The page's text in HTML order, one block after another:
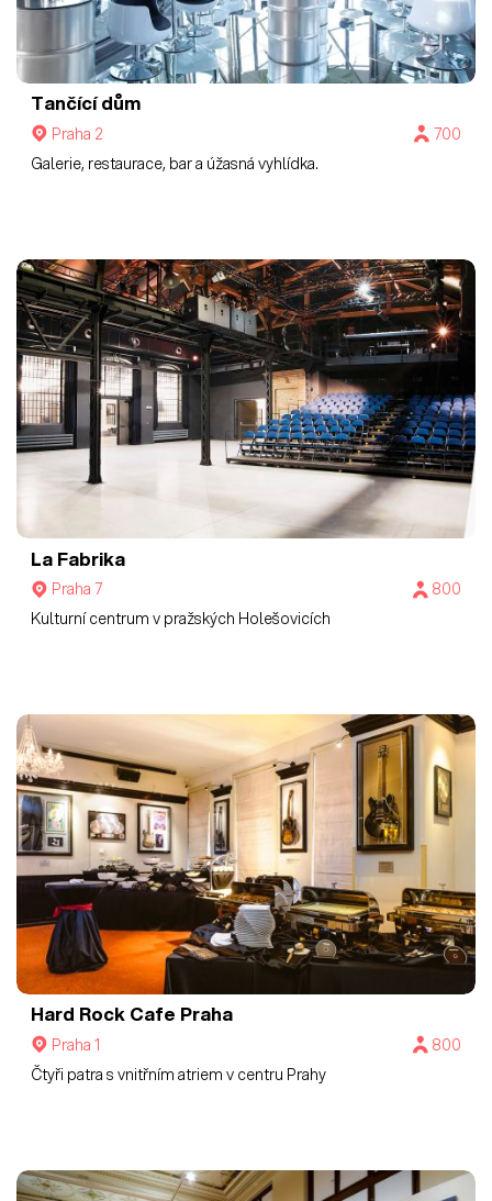
Tančící dům
Praha 2
700
Galerie, restaurace, bar a úžasná vyhlídka.
La Fabrika
Praha 7
800
Kulturní centrum v pražských Holešovicích
Hard Rock Cafe Praha
Praha 1
800
Čtyři patra s vnitřním atriem v centru Prahy